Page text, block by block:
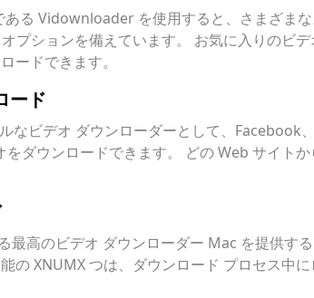
る Vidownloader を使用すると、さまざま
プションを備えています。 お気に入りのビ
ードできます。
ード
なビデオ ダウンローダーとして、
ダウンロードできます。 どの Web サイト
高のビデオ ダウンローダー Mac を提供す
の XNUMX つは、ダウンロード プロセス中